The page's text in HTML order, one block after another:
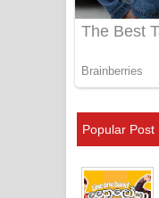
Popular Post